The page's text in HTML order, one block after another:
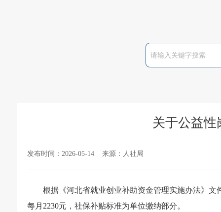
关于公益性
发布时间：2026-05-14 来源：人社局
根据《河北省就业创业补助资金管理实施办法》
每月2230元，社保补贴标准为单位缴纳部分。